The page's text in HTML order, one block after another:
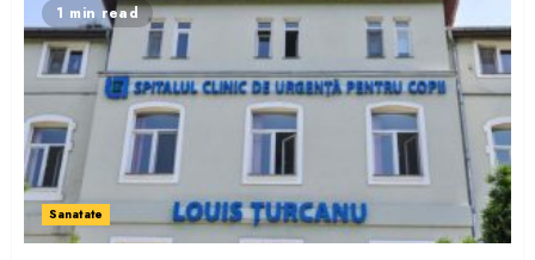
1 min read
Sanatate